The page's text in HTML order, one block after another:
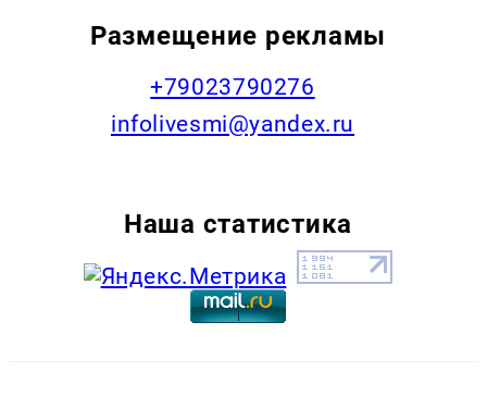
Размещение рекламы
+79023790276
infolivesmi@yandex.ru
Наша статистика